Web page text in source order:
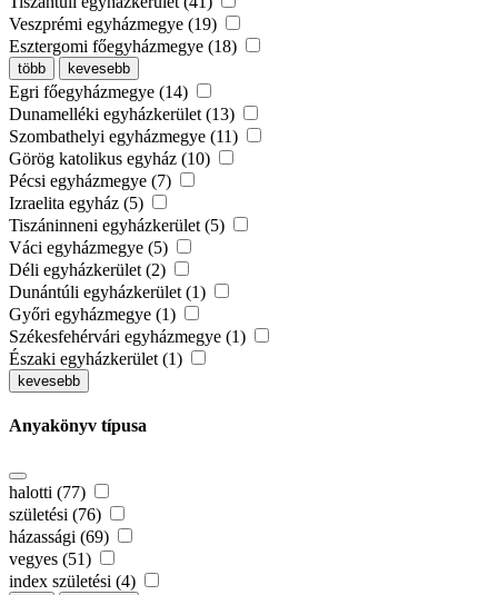
Veszprémi egyházmegye (19)
Esztergomi főegyházmegye (18)
több kevesebb
Egri főegyházmegye (14)
Dunamelléki egyházkerület (13)
Szombathelyi egyházmegye (11)
Görög katolikus egyház (10)
Pécsi egyházmegye (7)
Izraelita egyház (5)
Tiszáninneni egyházkerület (5)
Váci egyházmegye (5)
Déli egyházkerület (2)
Dunántúli egyházkerület (1)
Győri egyházmegye (1)
Székesfehérvári egyházmegye (1)
Északi egyházkerület (1)
kevesebb
Anyakönyv típusa
halotti (77)
születési (76)
házassági (69)
vegyes (51)
index születési (4)